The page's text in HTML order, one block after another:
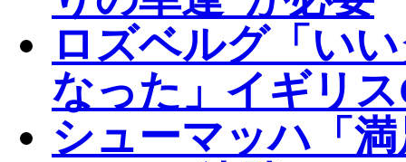
ロズベルグ「い
なった」イギリ
シューマッハ「